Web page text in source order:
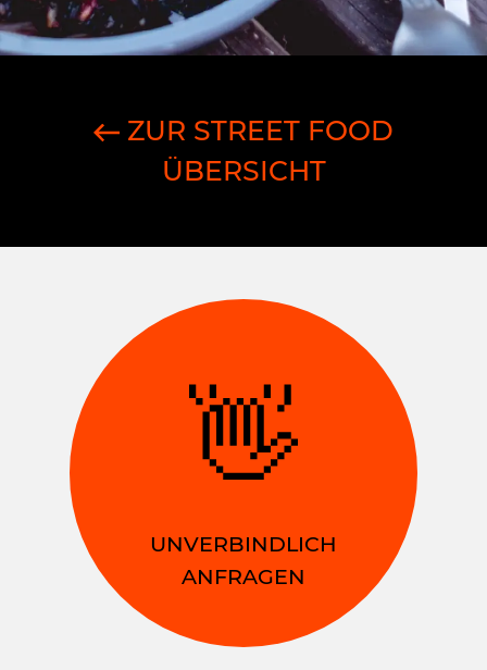
ZUR STREET FOOD
ÜBERSICHT
👋
UNVERBINDLICH
ANFRAGEN